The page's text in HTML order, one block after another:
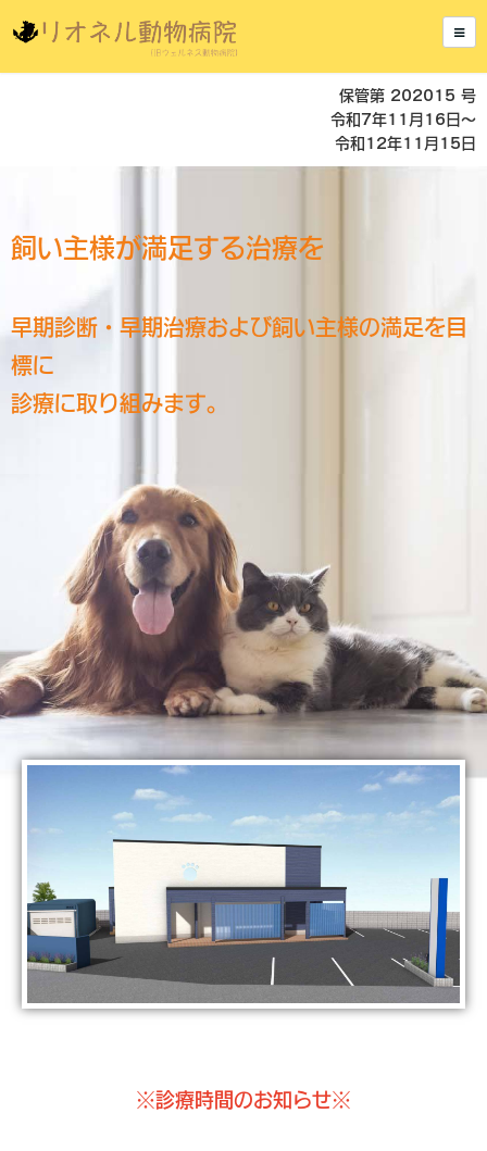
保管第 202015 号
令和7年11月16日～
令和12年11月15日
飼い主様が満足する治療を
早期診断・早期治療および飼い主様の満足を目
標に
診療に取り組みます。
※診療時間のお知らせ※